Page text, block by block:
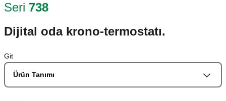
Seri 738
Dijital oda krono-termostatı.
Git
Ürün Tanımı